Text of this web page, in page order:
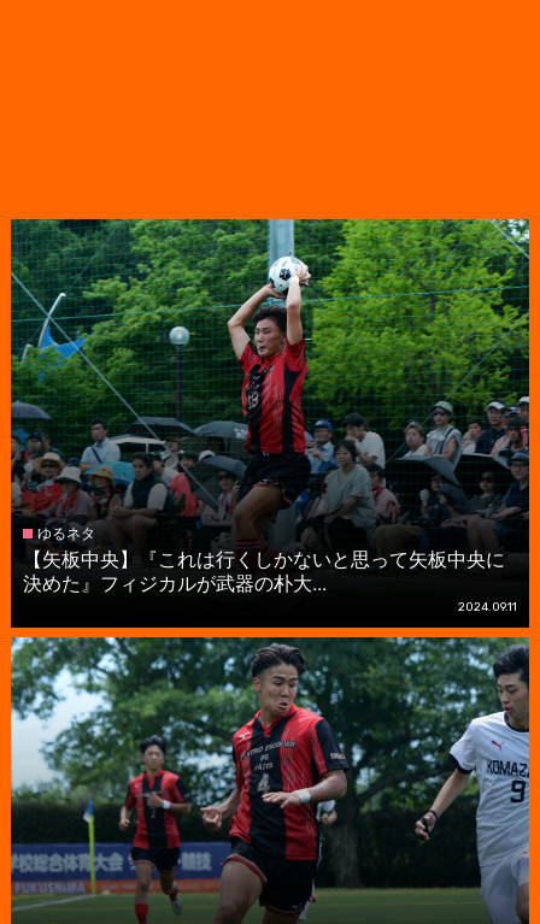
ゆるネタ
【矢板中央】『これは行くしかないと思って矢板中央に
決めた』フィジカルが武器の朴大...
2024.09.11